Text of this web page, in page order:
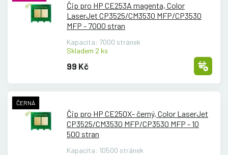
Čip pro HP CE253A magenta, Color
LaserJet CP3525/CM3530 MFP/CP3530
MFP - 7000 stran
Kapacita: 7000 stránek
Skladem 2 ks
99 Kč
ČERNÁ
Čip pro HP CE250X- černý, Color LaserJet
CP3525/CM3530 MFP/CP3530 MFP - 10
500 stran
Kapacita: 10500 stránek